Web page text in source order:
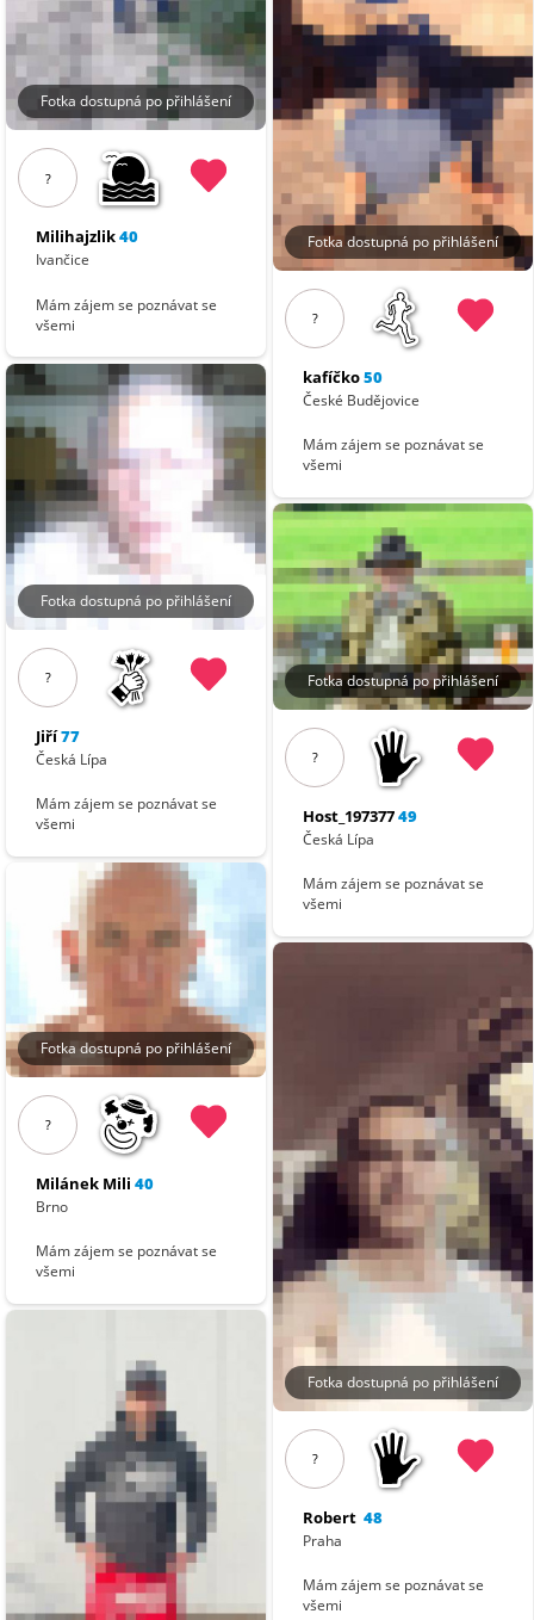
Fotka dostupná po přihlášení
?
Milihajzlik40
Ivančice
Mám zájem se poznávat se
všemi
Fotka dostupná po přihlášení
?
Jiří77
Česká Lípa
Mám zájem se poznávat se
všemi
Fotka dostupná po přihlášení
?
Milánek Mili 40
Brno
Mám zájem se poznávat se
všemi
Fotka dostupná po přihlášení
?
kafíčko50
České Budějovice
Mám zájem se poznávat se
všemi
Fotka dostupná po přihlášení
?
Host_19737749
Česká Lípa
Mám zájem se poznávat se
všemi
Fotka dostupná po přihlášení
?
Robert 48
Praha
Mám zájem se poznávat se
všemi